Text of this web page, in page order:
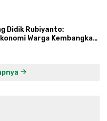
Didik Rubiyanto:
Warga Kembangkan